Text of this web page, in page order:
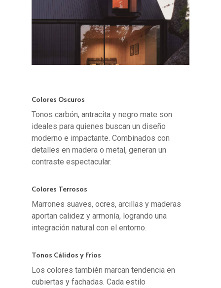
Colores Oscuros
Tonos carbón, antracita y negro mate son
ideales para quienes buscan un diseño
moderno e impactante. Combinados con
detalles en madera o metal, generan un
contraste espectacular.
Colores Terrosos
Marrones suaves, ocres, arcillas y maderas
aportan calidez y armonía, logrando una
integración natural con el entorno.
Tonos Cálidos y Fríos
Los colores también marcan tendencia en
cubiertas y fachadas. Cada estilo